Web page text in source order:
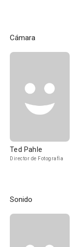
Cámara
Ted Pahle
Director de Fotografía
Sonido